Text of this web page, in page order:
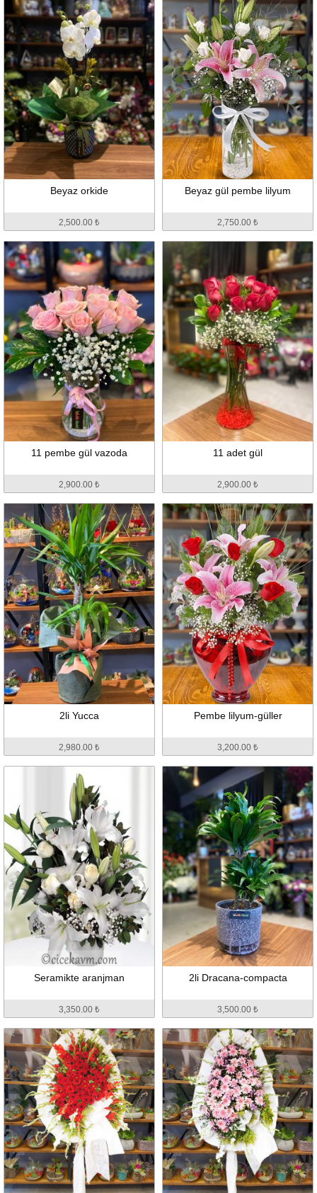
Beyaz orkide
2,500.00 ₺
Beyaz gül pembe lilyum
2,750.00 ₺
11 pembe gül vazoda
2,900.00 ₺
11 adet gül
2,900.00 ₺
2li Yucca
2,980.00 ₺
Pembe lilyum-güller
3,200.00 ₺
Seramikte aranjman
3,350.00 ₺
2li Dracana-compacta
3,500.00 ₺